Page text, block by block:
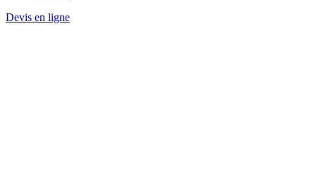
Devis en ligne